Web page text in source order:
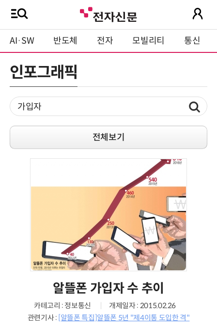
AI·SW 반도체 전자 모빌리티 통신
인포그래픽
전체보기
알뜰폰 가입자 수 추이
카테고리 : 정보통신
개제일자 : 2015.02.26
관련기사 : [알뜰폰 특집]알뜰폰 5년 "제4이통 도입한 격"